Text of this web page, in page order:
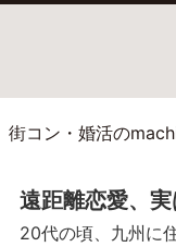
街コン・婚活の
遠距離恋愛、
20代の頃、九州に